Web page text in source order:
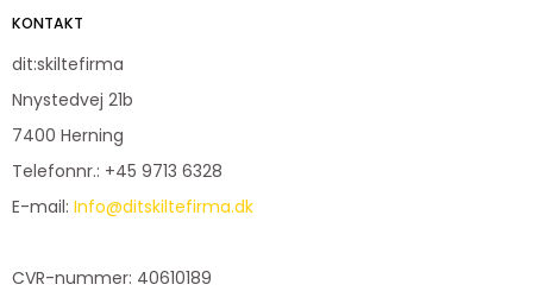
KONTAKT
dit:skiltefirma
Nnystedvej 21b
7400 Herning
Telefonnr.: +45 9713 6328
E-mail: Info@ditskiltefirma.dk
CVR-nummer: 40610189